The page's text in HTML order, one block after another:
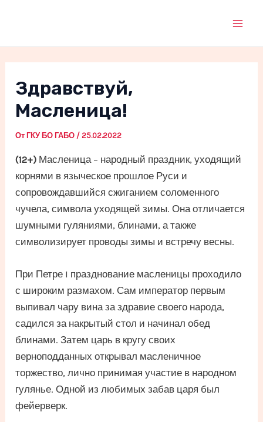
Здравствуй,
Масленица!
От ГКУ БО ГАБО /25.02.2022
(12+) Масленица – народный праздник, уходящий
корнями в языческое прошлое Руси и
сопровождавшийся сжиганием соломенного
чучела, символа уходящей зимы. Она отличается
шумными гуляниями, блинами, а также
символизирует проводы зимы и встречу весны.
При Петре I празднование масленицы проходило
с широким размахом. Сам император первым
выпивал чару вина за здравие своего народа,
садился за накрытый стол и начинал обед
блинами. Затем царь в кругу своих
верноподданных открывал масленичное
торжество, лично принимая участие в народном
гулянье. Одной из любимых забав царя был
фейерверк.